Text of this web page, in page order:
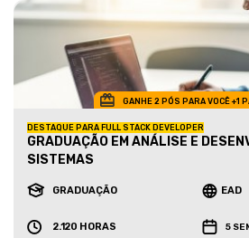
GANHE 2 PÓS PARA VOCÊ +1
DESTAQUE PARA FULL STACK DEVELOPER
GRADUAÇÃO EM ANÁLISE E
SISTEMAS
GRADUAÇÃO EAD
2.120 HORAS 5